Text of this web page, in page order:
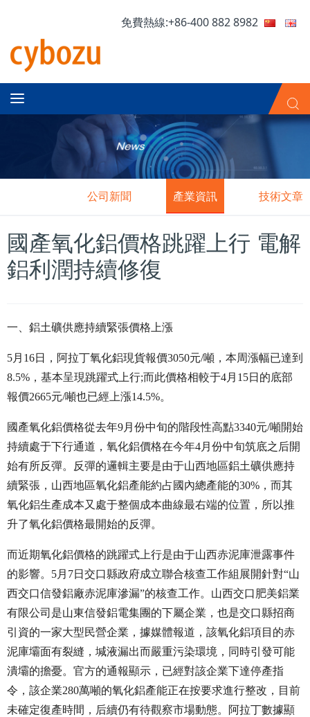
免費熱線:+86-400 882 8982
公司新聞 產業資訊 技術文章
國產氧化鋁價格跳躍上行 電解
鋁利潤持續修復
一、鋁土礦供應持續緊張價格上漲
5月16日，阿拉丁氧化鋁現貨報價3050元/噸，本周漲幅已達到
8.5%，基本呈現跳躍式上行;而此價格相較于4月15日的底部
報價2665元/噸也已經上漲14.5%。
國產氧化鋁價格從去年9月份中旬的階段性高點3340元/噸開始
持續處于下行通道，氧化鋁價格在今年4月份中旬筑底之后開
始有所反彈。反彈的邏輯主要是由于山西地區鋁土礦供應持
續緊張，山西地區氧化鋁產能約占國內總產能的30%，而其
氧化鋁生產成本又處于整個成本曲線最右端的位置，所以推
升了氧化鋁價格最開始的反彈。
而近期氧化鋁價格的跳躍式上行是由于山西赤泥庫泄露事件
的影響。5月7日交口縣政府成立聯合核查工作組展開針對“山
西交口信發鋁廠赤泥庫滲漏”的核查工作。山西交口肥美鋁業
有限公司是山東信發鋁電集團的下屬企業，也是交口縣招商
引資的一家大型民營企業，據媒體報道，該氧化鋁項目的赤
泥庫壩面有裂縫，堿液漏出而嚴重污染環境，同時引發可能
潰壩的擔憂。官方的通報顯示，已經對該企業下達停產指
令，該企業280萬噸的氧化鋁產能正在按要求進行整改，目前
未確定復產時間，后續仍有待觀察市場動態。阿拉丁數據顯